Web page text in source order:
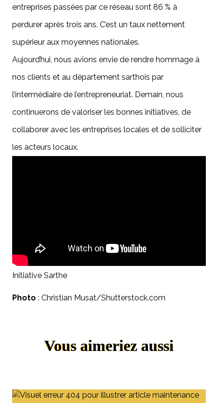
entreprises passées par ce réseau sont 86 % à
perdurer après trois ans. C’est un taux nettement
supérieur aux moyennes nationales.
Aujourd’hui, nous avions envie de rendre hommage à
nos clients et au département sarthois par
l’intermédiaire de l’entrepreneuriat. Demain, nous
continuerons de valoriser les bonnes initiatives, de
collaborer avec les entreprises locales et de solliciter
les acteurs locaux.
Initiative Sarthe
Photo : Christian Musat/Shutterstock.com
Vous aimeriez aussi